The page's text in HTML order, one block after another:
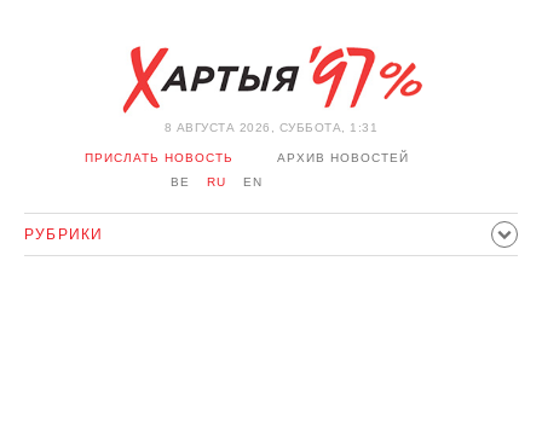
8 АВГУСТА 2026, СУББОТА, 1:31
ПРИСЛАТЬ НОВОСТЬ
АРХИВ НОВОСТЕЙ
BE
RU EN
РУБРИКИ